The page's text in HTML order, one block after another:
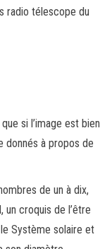
radio télescope du
si l’image est bien
donnés à propos de
de un à dix,
un croquis de l’être
Système solaire et